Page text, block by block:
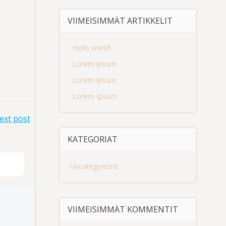
post
VIIMEISIMMÄT ARTIKKELIT
Hello world!
Lorem ipsum
Lorem ipsum
Lorem Ipsum
KATEGORIAT
Uncategorized
VIIMEISIMMÄT KOMMENTIT